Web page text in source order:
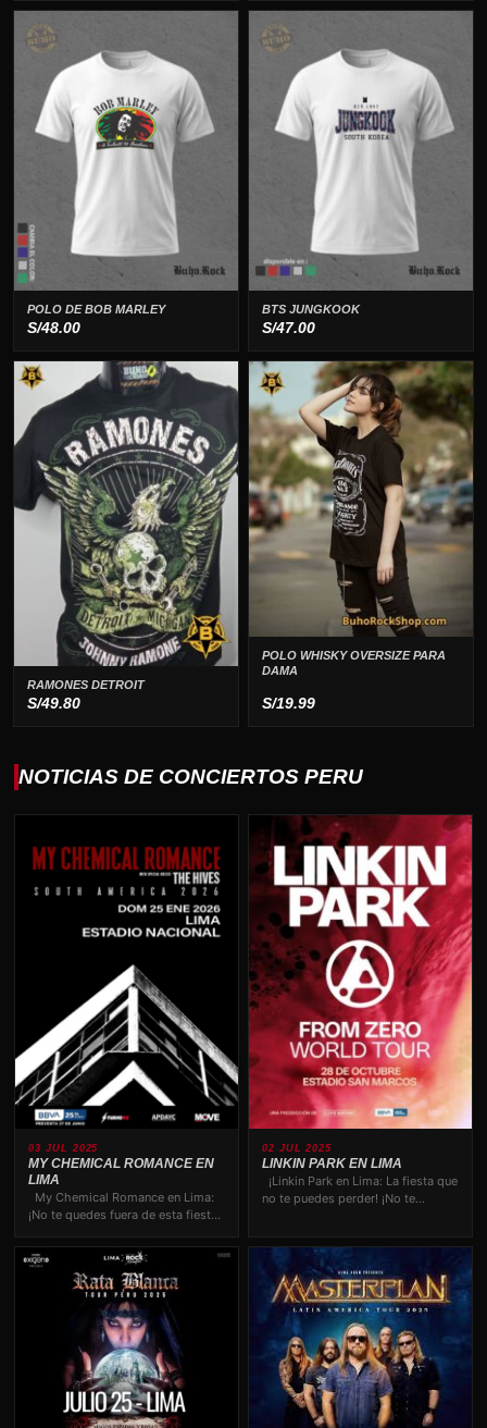
POLO DE BOB MARLEY
S/48.00
BTS JUNGKOOK
S/47.00
RAMONES DETROIT
S/49.80
POLO WHISKY OVERSIZE PARA
DAMA
S/19.99
NOTICIAS DE CONCIERTOS PERU
03 JUL 2025
MY CHEMICAL ROMANCE EN
LIMA
My Chemical Romance en Lima:
¡No te quedes fuera de esta fiesta
02 JUL 2025
LINKIN PARK EN LIMA
¡Linkin Park en Lima: La fiesta que
no te puedes perder! ¡No te